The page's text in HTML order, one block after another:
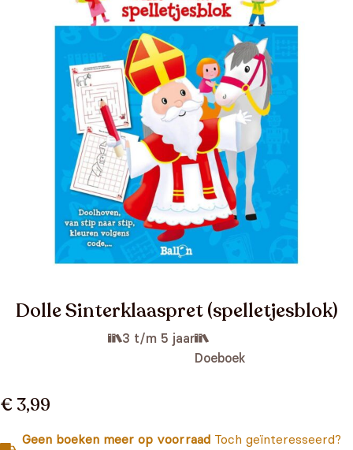
Dolle Sinterklaaspret (spelletjesblok)
3 t/m 5 jaar
Doeboek
€ 3,99
Geen boeken meer op voorraad Toch geïnteresseerd?
We gebruiken je gegevens om contact op te nemen, in
overeenstemming met onsprivacybeleid.